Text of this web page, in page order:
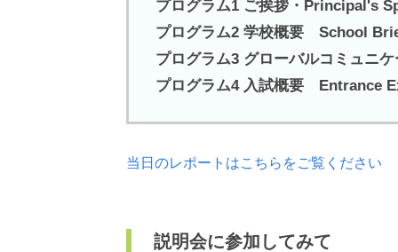
プログラム1 ご挨拶・Principal's
プログラム2 学校概要 School
プログラム3 グローバルコミュニ
プログラム4 入試概要 Entrance
当日のレポートはこちらをご覧ください
説明会に参加してみて